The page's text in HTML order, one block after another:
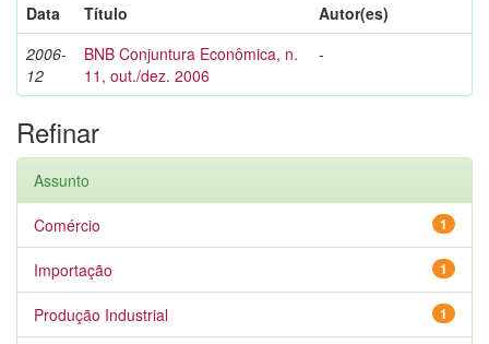
Data
Título
Autor(es)
2006-
12
BNB Conjuntura Econômica, n.
11, out./dez. 2006
-
Refinar
Assunto
1
Comércio
1
Importação
1
Produção Industrial